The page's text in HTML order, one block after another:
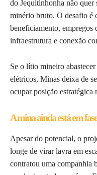
do Jequitinhonha não quer
minério bruto. O desafio é
beneficiamento, empregos
infraestrutura e conexão
Se o lítio mineiro
elétricos, Minas deixa de
ocupar posição estratégica
A mina ainda está em
Apesar do potencial, o
longe de virar lavra em
contratou uma companhia